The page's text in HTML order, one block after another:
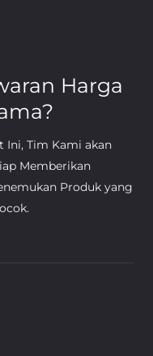
Harga
Ini, Tim Kami akan
Memberikan
Produk yang